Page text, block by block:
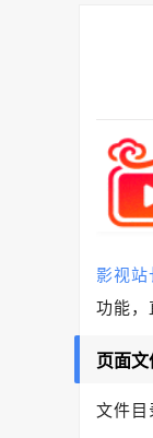
影视站
功能，
页面
文件目